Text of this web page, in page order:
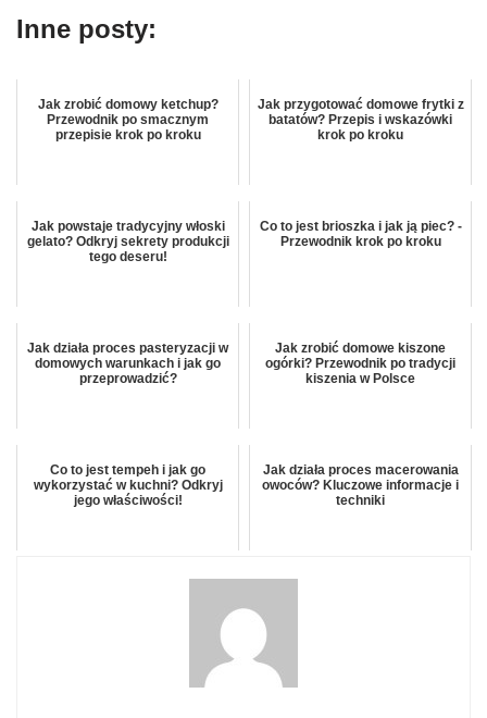
Inne posty:
Jak zrobić domowy ketchup?
Przewodnik po smacznym
przepisie krok po kroku
Jak przygotować domowe frytki z
batatów? Przepis i wskazówki
krok po kroku
Jak powstaje tradycyjny włoski
gelato? Odkryj sekrety produkcji
tego deseru!
Co to jest brioszka i jak ją piec? -
Przewodnik krok po kroku
Jak działa proces pasteryzacji w
domowych warunkach i jak go
przeprowadzić?
Jak zrobić domowe kiszone
ogórki? Przewodnik po tradycji
kiszenia w Polsce
Co to jest tempeh i jak go
wykorzystać w kuchni? Odkryj
jego właściwości!
Jak działa proces macerowania
owoców? Kluczowe informacje i
techniki